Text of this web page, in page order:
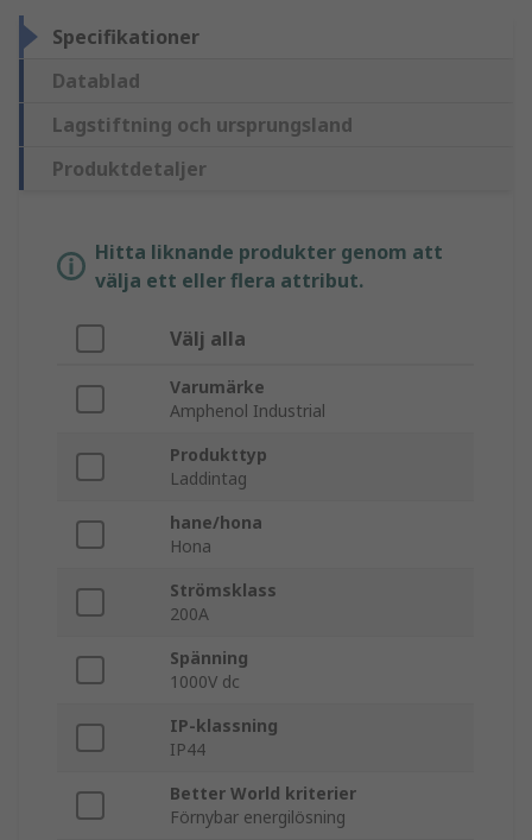
Specifikationer
Datablad
Lagstiftning och ursprungsland
Produktdetaljer
Hitta liknande produkter genom att
välja ett eller flera attribut.
Välj alla
Varumärke
Amphenol Industrial
Produkttyp
Laddintag
hane/hona
Hona
Strömsklass
200A
Spänning
1000V dc
IP-klassning
IP44
Better World kriterier
Förnybar energilösning